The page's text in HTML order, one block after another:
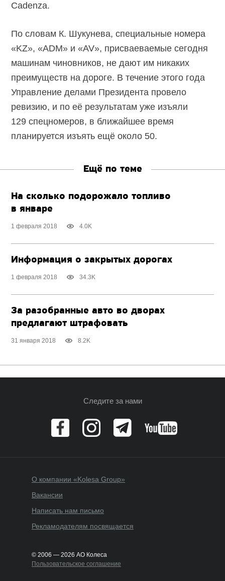
Cadenza.
По словам К. Шукунева, специальные номера
«KZ», «ADM» и «AV», присваеваемые сегодня
машинам чиновников, не дают им никаких
преимуществ на дороге. В течение этого года
Управление делами Президента провело
ревизию, и по её результатам уже изъяли
129 спецномеров, в ближайшее время
планируется изъять ещё около 50.
Ещё по теме
На сколько подорожало топливо
в январе
1 февраля 2018 4.0K
Информация о закрытых дорогах
1 февраля 2018 34.3K
За разобранные авто во дворах
предлагают штрафовать
31 января 2018 8.2K
Следите за нами
О компании «Kolesa Group»
Вакансии
Написать нам письмо
Рекламодателям посвящается
© 2006 — 2026 АО Колеса
Пользовательское соглашение